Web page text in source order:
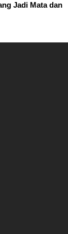
Jadi Mata dan